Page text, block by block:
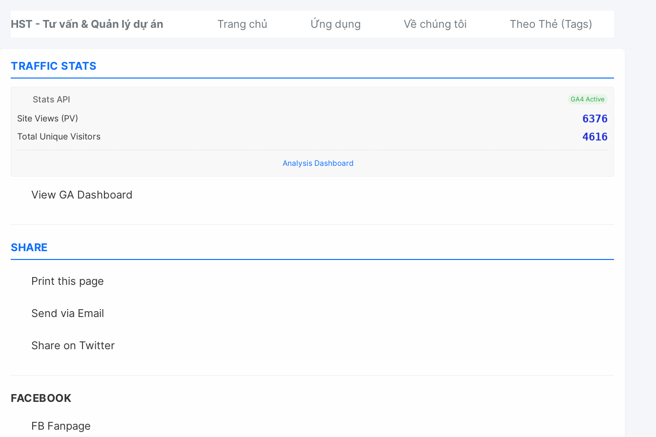
HST - Tư vấn & Quản lý dự án
Trang chủ Ứng dụng Về chúng tôi Theo Thẻ (Tags)
TRAFFIC STATS
Stats API GA4 Active
Site Views (PV) 6376
Total Unique Visitors 4616
Analysis Dashboard
View GA Dashboard
SHARE
Print this page
Send via Email
Share on Twitter
FACEBOOK
FB Fanpage